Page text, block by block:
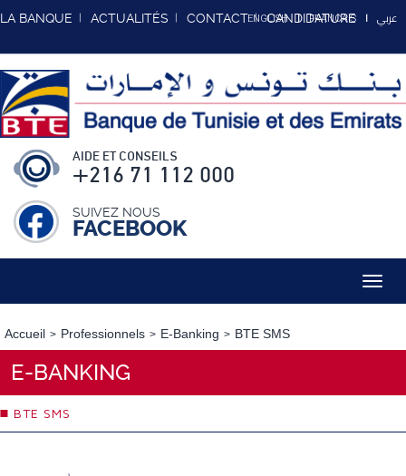
LA BANQUE ACTUALITÉS CONTACT CANDIDATURE
ENGLISH FRANCAIS عربي
AIDE ET CONSEILS
+216 71 112 000
SUIVEZ NOUS
FACEBOOK
Accueil Professionnels E-Banking BTE SMS
E-BANKING
BTE SMS